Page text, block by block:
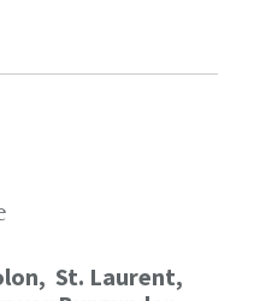
St. Laurent,